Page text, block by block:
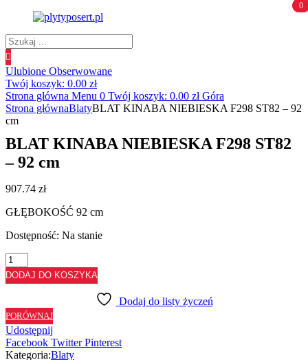
Wyszukiwanie
produktów
0
Ulubione Obserwowane
0
Twój koszyk: 0.00 zł
Strona główna Menu 0 Twój koszyk: 0.00 zł Góra
Strona głównaBlatyBLAT KINABA NIEBIESKA F298 ST82 – 92
cm
BLAT KINABA NIEBIESKA F298 ST82
– 92 cm
907.74 zł
GŁĘBOKOŚĆ 92 cm
Dostępność: Na stanie
ilość
BLAT
KINABA
F298
ST82
-
92
cm
DODAJ DO KOSZYKA
Dodaj do listy życzeń
PORÓWNAJ
Udostępnij
Facebook Twitter Pinterest
Kategoria:Blaty